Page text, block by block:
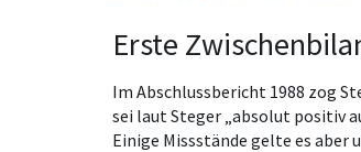
Erste
Im Abschlussbericht 1988 zog
sei laut Steger „absolut positiv
Einige Missstände gelte es aber